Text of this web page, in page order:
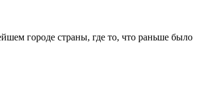
городе страны, где то, что раньше было